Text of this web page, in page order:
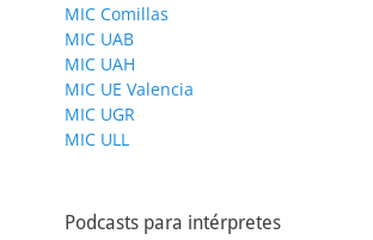
MIC Comillas
MIC UAB
MIC UAH
MIC UE Valencia
MIC UGR
MIC ULL
Podcasts para intérpretes